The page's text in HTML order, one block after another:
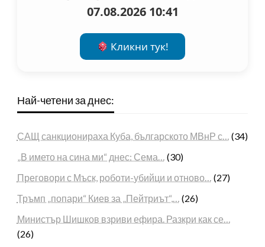
07.08.2026 10:41
Кликни тук!
Най-четени за днес:
САЩ санкционираха Куба, българското МВнР с… (34)
„В името на сина ми“ днес: Сема… (30)
Преговори с Мъск, роботи-убийци и отново… (27)
Тръмп „попари“ Киев за „Пейтриът“,… (26)
Министър Шишков взриви ефира. Разкри как се…
(26)